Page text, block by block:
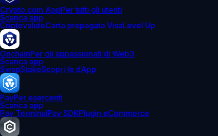
Crypto.com AppPer tutti gli utenti
Scarica app
CriptovaluteCarta prepagata VisaLevel Up
OnchainPer gli appassionati di Web3
Scarica app
SwapStakeScopri le dApp
PayPer esercenti
Scarica app
Pay TerminalPay SDKPlugin eCommerce